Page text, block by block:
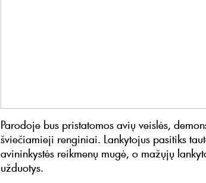
Parodoje bus pristatomos avių veislės,
šviečiamieji renginiai. Lankytojus pasitiks
avininkystės reikmenų mugė, o mažųjų
užduotys.